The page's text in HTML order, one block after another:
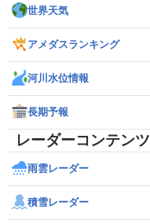
世界天気
アメダスランキング
河川水位情報
長期予報
レーダーコンテンツ
雨雲レーダー
積雪レーダー